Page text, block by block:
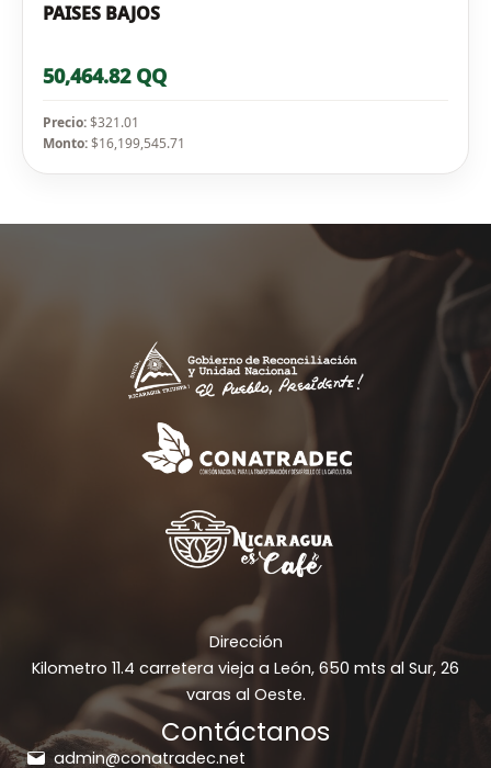
PAISES BAJOS
50,464.82 QQ
Precio:$321.01
Monto:$16,199,545.71
Dirección
Kilometro 11.4 carretera vieja a León, 650 mts al Sur, 26
varas al Oeste.
Contáctanos
admin@conatradec.net